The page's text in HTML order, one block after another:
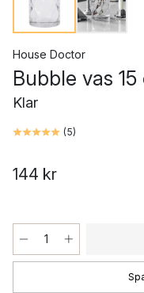
House Doctor
Bubble vas 15
Klar
(5)
144 kr